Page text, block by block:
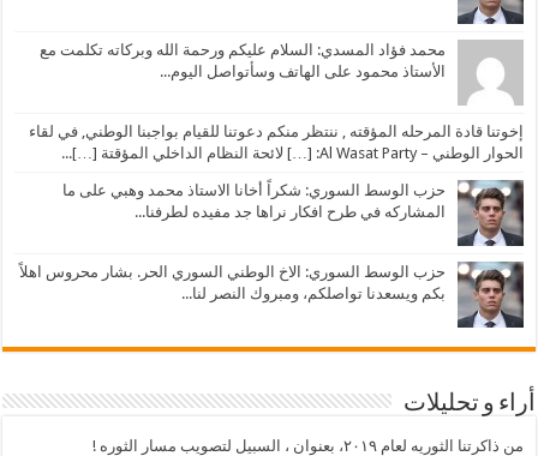
محمد فؤاد المسدي: السلام عليكم ورحمة الله وبركاته تكلمت مع
الأستاذ محمود على الهاتف وسأتواصل اليوم...
إخوتنا قادة المرحله المؤقته , ننتظر منكم دعوتنا للقيام بواجبنا الوطني, في لقاء
الحوار الوطني – Al Wasat Party: […] لائحة النظام الداخلي المؤقتة […]...
حزب الوسط السوري: شكراً أخانا الاستاذ محمد وهبي على ما
المشاركه في طرح افكار نراها جد مفيده لطرفنا...
حزب الوسط السوري: الاخ الوطني السوري الحر. بشار محروس اهلاً
بكم ويسعدنا تواصلكم، ومبروك النصر لنا...
أراء و تحليلات
من ذاكرتنا الثوريه لعام ٢٠١٩، بعنوان ، السبيل لتصويب مسار الثوره !